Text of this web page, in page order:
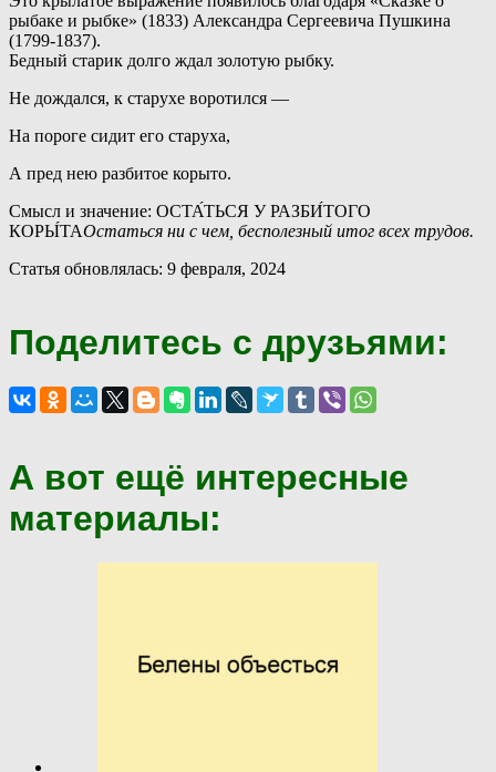
рыбаке и рыбке» (1833) Александра Сергеевича Пушкина
(1799-1837).
Бедный старик долго ждал золотую рыбку.
Не дождался, к старухе воротился —
На пороге сидит его старуха,
А пред нею разбитое корыто.
Смысл и значение: ОСТА́ТЬСЯ У РАЗБИ́ТОГО
КОРЫ́ТАОстаться ни с чем, бесполезный итог всех трудов.
Статья обновлялась: 9 февраля, 2024
Поделитесь с друзьями:
А вот ещё интересные
материалы: